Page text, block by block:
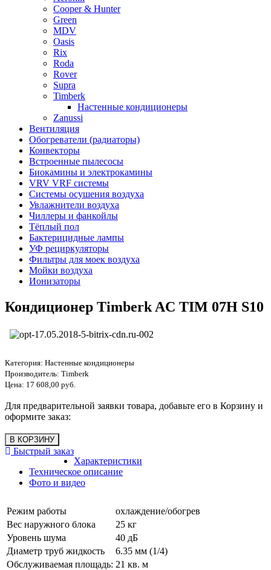
Cooper & Hunter
Green
MDV
Oasis
Rix
Roda
Rover
Supra
Timberk
Настенные кондиционеры
Zanussi
Вентиляция
Обогреватели (радиаторы)
Конвекторы
Встроенные пылесосы
Биокамины и электрокамины
VRV VRF системы
Системы осушения воздуха
Увлажнители воздуха
Чиллеры и фанкойлы
Тёплый пол
Бактерицидные лампы
УФ рециркуляторы
Фильтры для моек воздуха
Мойки воздуха
Ионизаторы
Кондиционер Timberk AC TIM 07H S10
Категория: Настенные кондиционеры
Производитель: Timberk
Цена: 17 608,00 руб.
Для предварительной заявки товара, добавьте его в Корзину и
оформите заказ:
Быстрый заказ
Характеристики
Техническое описание
Фото и видео
Режим работы
охлаждение/обогрев
Вес наружного блока
25 кг
Уровень шума
40 дБ
Диаметр труб жидкость
6.35 мм (1/4)
Обслуживаемая площадь: 21 кв. м